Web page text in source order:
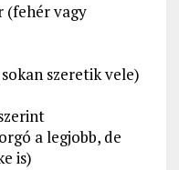
(fehér vagy
szeretik vele)
a legjobb, de
is)